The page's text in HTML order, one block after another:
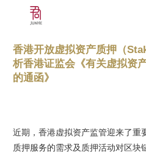
香港开放虚拟资产质押（
析香港证监会《有关虚拟资
的通函》
近期，香港虚拟资产监管迎来了重
质押服务的需求及质押活动对区块